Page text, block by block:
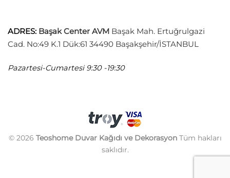
ADRES: Başak Center AVM Başak Mah. Ertuğrulgazi
Cad. No:49 K.1 Dük:61 34490 Başakşehir/İSTANBUL
Pazartesi-Cumartesi 9:30 -19:30
© 2026 Teoshome Duvar Kağıdı ve DekorasyonTüm hakları
saklıdır.